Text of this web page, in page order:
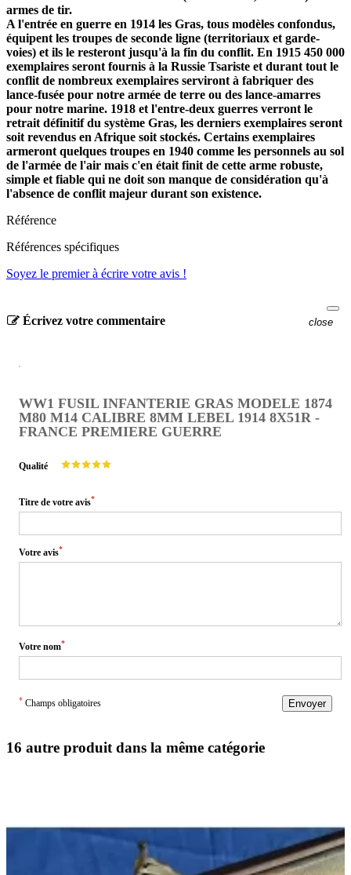
armes de tir.
A l'entrée en guerre en 1914 les Gras, tous modèles confondus,
équipent les troupes de seconde ligne (territoriaux et garde-
voies) et ils le resteront jusqu'à la fin du conflit. En 1915 450 000
exemplaires seront fournis à la Russie Tsariste et durant tout le
conflit de nombreux exemplaires serviront à fabriquer des
lance-fusée pour notre armée de terre ou des lance-amarres
pour notre marine. 1918 et l'entre-deux guerres verront le
retrait définitif du système Gras, les derniers exemplaires seront
soit revendus en Afrique soit stockés. Certains exemplaires
armeront quelques troupes en 1940 comme les personnels au sol
de l'armée de l'air mais c'en était finit de cette arme robuste,
simple et fiable qui ne doit son manque de considération qu'à
l'absence de conflit majeur durant son existence.
Référence
Références spécifiques
Soyez le premier à écrire votre avis !
Écrivez votre commentaire close
WW1 FUSIL INFANTERIE GRAS MODELE 1874
M80 M14 CALIBRE 8MM LEBEL 1914 8X51R -
FRANCE PREMIERE GUERRE
Qualité
Titre de votre avis*
Votre avis*
Votre nom*
* Champs obligatoires Envoyer
16 autre produit dans la même catégorie